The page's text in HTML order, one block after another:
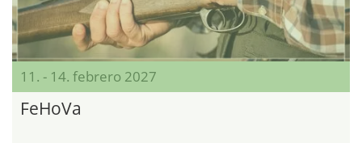
11. - 14. febrero 2027
FeHoVa